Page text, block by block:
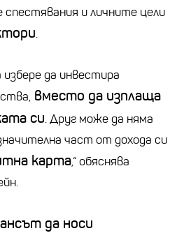
и личните цели
.
да инвестира
вместо да изплаща
си. Друг може да няма
част от дохода си
карта,“ обяснява
да носи